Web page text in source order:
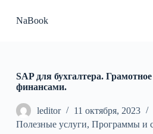
и
к
у
и
NaBook
SAP для бухгалтера.
финансами.
leditor
11 октября, 2023
Полезные услуги, Программы и